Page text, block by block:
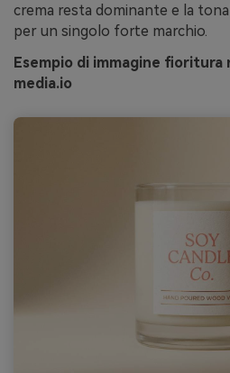
crema resta dominante e la
per un singolo forte marchio.
Esempio di immagine fioritura
media.io